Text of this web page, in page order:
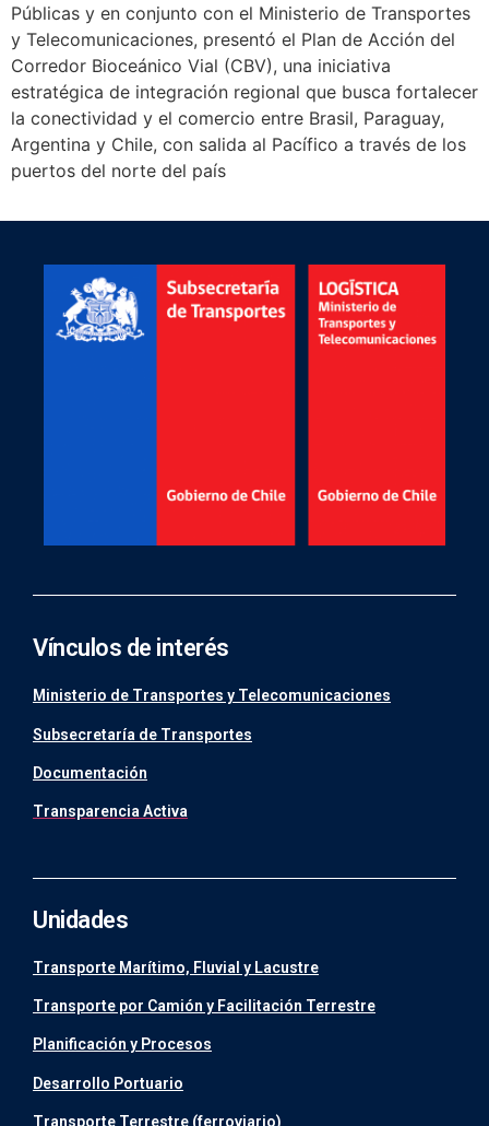
Públicas y en conjunto con el Ministerio de Transportes
y Telecomunicaciones, presentó el Plan de Acción del
Corredor Bioceánico Vial (CBV), una iniciativa
estratégica de integración regional que busca fortalecer
la conectividad y el comercio entre Brasil, Paraguay,
Argentina y Chile, con salida al Pacífico a través de los
puertos del norte del país
Vínculos de interés
Ministerio de Transportes y Telecomunicaciones
Subsecretaría de Transportes
Documentación
Transparencia Activa
Unidades
Transporte Marítimo, Fluvial y Lacustre
Transporte por Camión y Facilitación Terrestre
Planificación y Procesos
Desarrollo Portuario
Transporte Terrestre (ferroviario)